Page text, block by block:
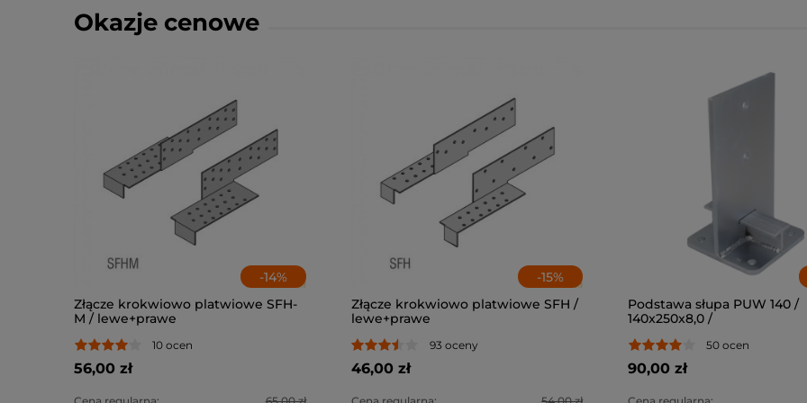
Okazje cenowe
-14%
Złącze krokwiowo platwiowe SFH-
M / lewe+prawe
10 ocen
56,00 zł
-15%
Złącze krokwiowo platwiowe SFH /
lewe+prawe
93 oceny
46,00 zł
Podstawa słupa PUW 140 /
140x250x8,0 /
50 ocen
90,00 zł